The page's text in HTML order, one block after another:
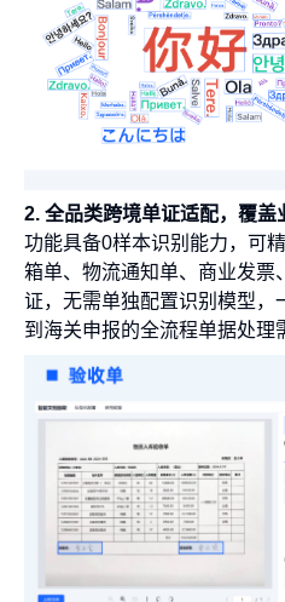
2. 全品类跨境单证适配，覆盖
功能具备0样本识别能力，可
箱单、物流通知单、商业发票
证，无需单独配置识别模型，
到海关申报的全流程单据处理